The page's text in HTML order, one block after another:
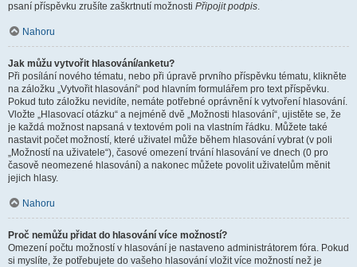
psaní příspěvku zrušíte zaškrtnutí možnosti Připojit podpis.
Nahoru
Jak můžu vytvořit hlasování/anketu?
Při posílání nového tématu, nebo při úpravě prvního příspěvku tématu, klikněte
na záložku „Vytvořit hlasování“ pod hlavním formulářem pro text příspěvku.
Pokud tuto záložku nevidíte, nemáte potřebné oprávnění k vytvoření hlasování.
Vložte „Hlasovací otázku“ a nejméně dvě „Možnosti hlasování“, ujistěte se, že
je každá možnost napsaná v textovém poli na vlastním řádku. Můžete také
nastavit počet možností, které uživatel může během hlasování vybrat (v poli
„Možností na uživatele“), časové omezení trvání hlasování ve dnech (0 pro
časově neomezené hlasování) a nakonec můžete povolit uživatelům měnit
jejich hlasy.
Nahoru
Proč nemůžu přidat do hlasování více možností?
Omezení počtu možností v hlasování je nastaveno administrátorem fóra. Pokud
si myslíte, že potřebujete do vašeho hlasování vložit více možností než je